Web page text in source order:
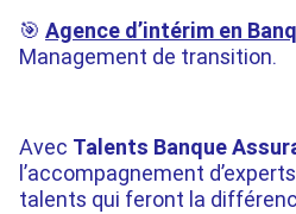
🎯 Agence d’intérim en
Management de transition.
Avec Talents Banque
l’accompagnement
talents qui feront la